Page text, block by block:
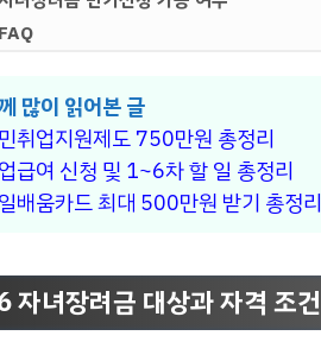
FAQ
많이 읽어본 글
취업지원제도 750만원 총정리
급여 신청 및 1~6차 할 일 총정리
배움카드 최대 500만원 받기 총정리
자녀장려금 대상과 자격 조건